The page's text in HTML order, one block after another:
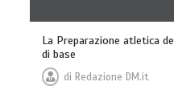
La Preparazione atletica
di base
diRedazione DM.it